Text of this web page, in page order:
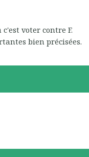
voter contre F.
bien précisées.